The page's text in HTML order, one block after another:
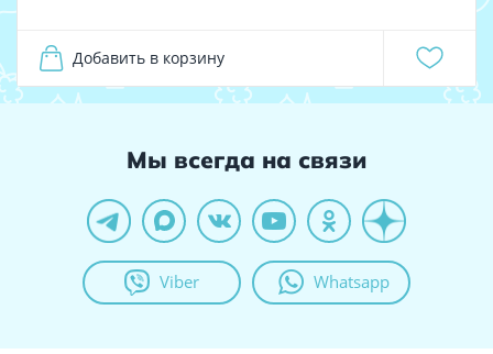
Добавить в корзину
Мы всегда на связи
Viber Whatsapp